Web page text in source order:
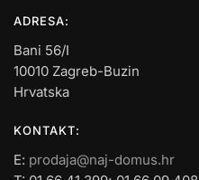
ADRESA:
Bani 56/I
10010 Zagreb-Buzin
Hrvatska
KONTAKT:
E: prodaja@naj-domus.hr